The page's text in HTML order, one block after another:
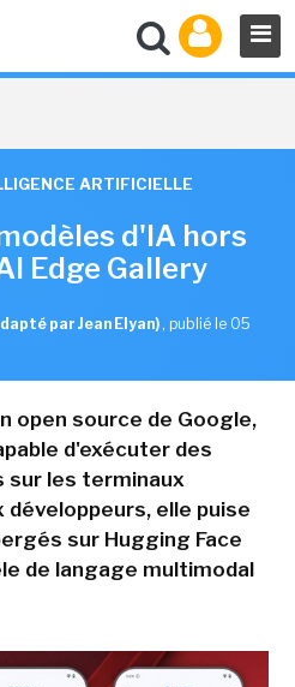
ARTIFICIELLE
d'IA hors
Edge Gallery
par Jean Elyan) , publié le 05
open source de Google,
d'exécuter des
sur les terminaux
développeurs, elle puise
sur Hugging Face
de langage multimodal